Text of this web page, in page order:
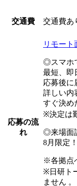
交通費 交通費あ
応募の流
れ
リモート
◎スマホ
最短、即
応募後に
詳しい内
すぐ決め
※決定は
◎来場面
8月限定
※各拠点
※日研ト
ません 。